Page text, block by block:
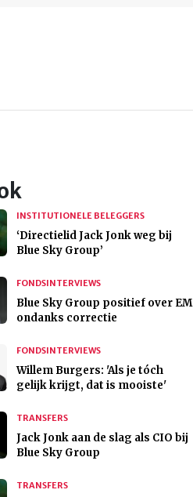
INSTITUTIONELE BELEGGERS
‘Directielid Jack Jonk weg bij
Blue Sky Group’
FONDSINTERVIEWS
Blue Sky Group positief over EM
ondanks correctie
FONDSINTERVIEWS
Willem Burgers: 'Als je tóch
gelijk krijgt, dat is mooiste'
TRANSFERS
Jack Jonk aan de slag als CIO bij
Blue Sky Group
TRANSFERS